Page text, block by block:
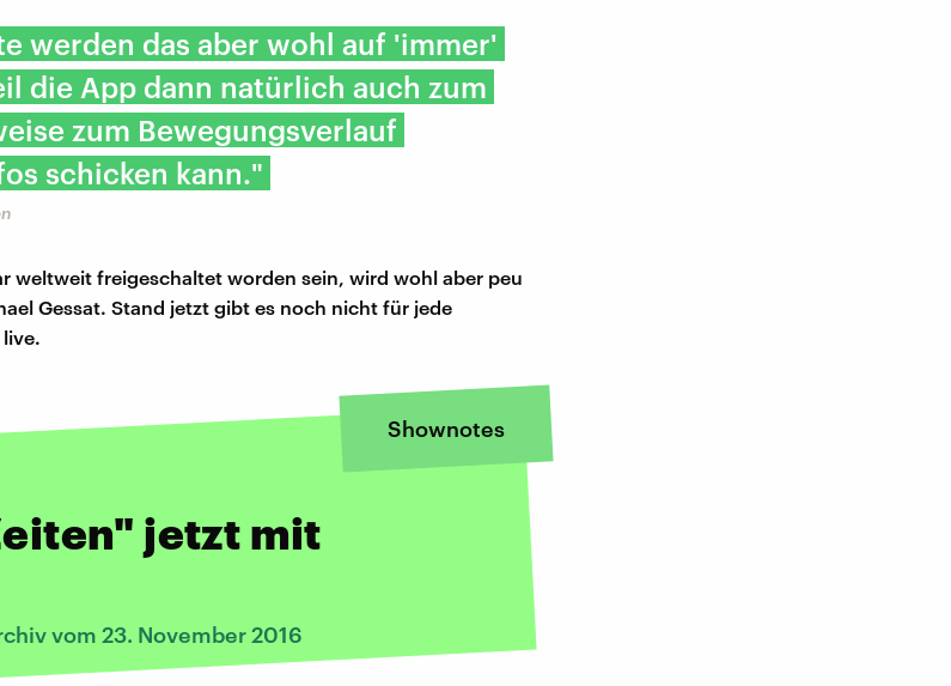
werden das aber wohl auf 'immer'
die App dann natürlich auch zum
zum Bewegungsverlauf
schicken kann."
weltweit freigeschaltet worden sein, wird wohl aber peu
Gessat. Stand jetzt gibt es noch nicht für jede
Shownotes
jetzt mit
vom 23. November 2016